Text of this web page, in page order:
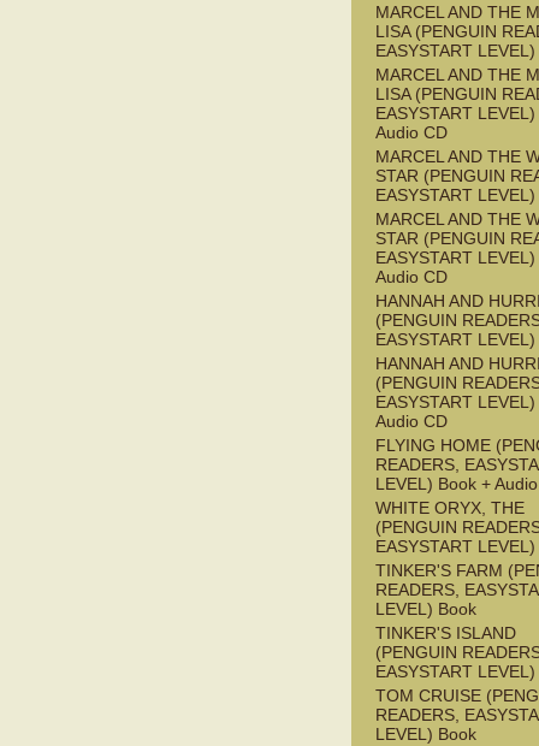
MARCEL AND THE
LISA (PENGUIN
EASYSTART
MARCEL AND THE
LISA (PENGUIN
EASYSTART
Audio CD
MARCEL AND THE
STAR (PENGUIN
EASYSTART
MARCEL AND THE
STAR (PENGUIN
EASYSTART
Audio CD
HANNAH AND
(PENGUIN
EASYSTART
HANNAH AND
(PENGUIN
EASYSTART
Audio CD
FLYING HOME
READERS,
LEVEL) Book +
WHITE ORYX, THE
(PENGUIN
EASYSTART
TINKER'S FARM
READERS,
LEVEL) Book
TINKER'S ISLAND
(PENGUIN
EASYSTART
TOM CRUISE
READERS,
LEVEL) Book